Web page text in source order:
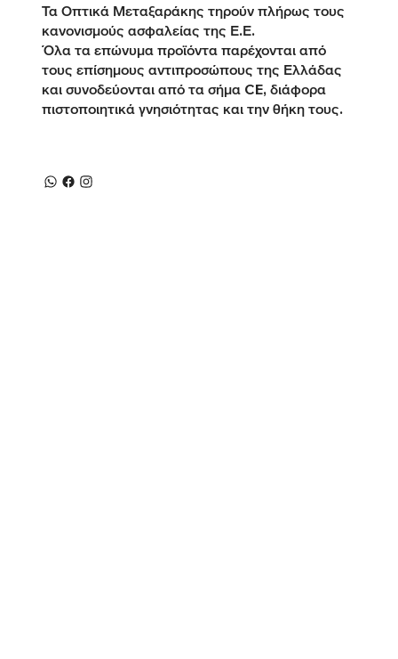
Τα Οπτικά Μεταξαράκης τηρούν πλήρως τους
κανονισμούς ασφαλείας της Ε.Ε.
Όλα τα επώνυμα προϊόντα παρέχονται από
τους επίσημους αντιπροσώπους της Ελλάδας
και συνοδεύονται από τα σήμα CE, διάφορα
πιστοποιητικά γνησιότητας και την θήκη τους.